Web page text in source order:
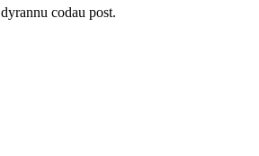
codau post.